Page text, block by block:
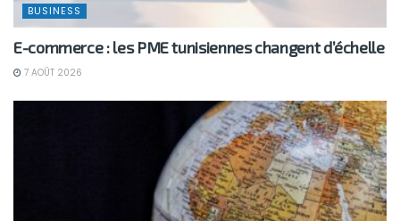
BUSINESS
E-commerce : les PME tunisiennes changent d’échelle
7 AOÛT 2026